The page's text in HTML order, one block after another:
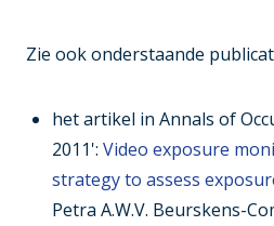
Zie ook onderstaande
het artikel in Annals of
2011': Video exposure
strategy to assess
Petra A.W.V. Beurskens-